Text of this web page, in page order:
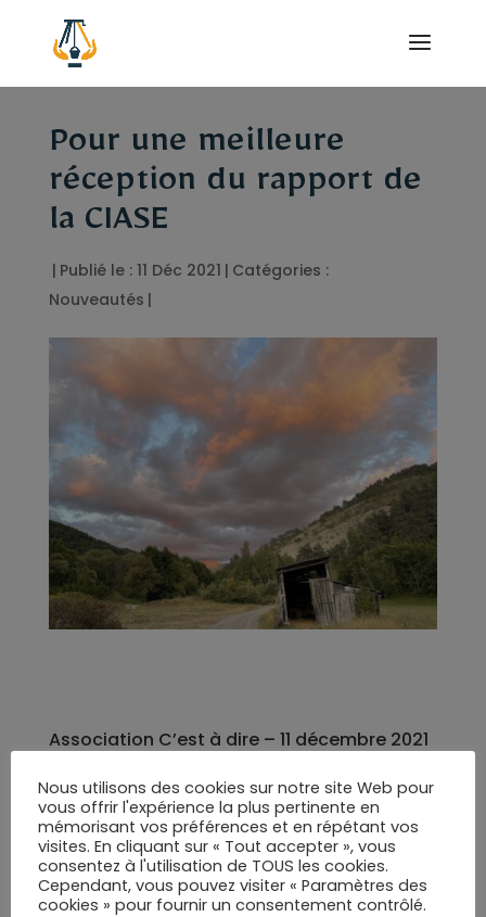
Pour une meilleure
réception du rapport de
la CIASE
| Publié le : 11 Déc 2021 | Catégories :
Nouveautés |
Association C’est à dire – 11 décembre 2021
La CIASE a rendu son rapport le 5 octobre,
sur le sujet très douloureux des abus
sexuels sur mineurs, appliqué à l’Église
catholique. Ce rapport a donné des chiffres
et des faits. Il a conclu à une
Nous utilisons des cookies sur notre site Web pour
vous offrir l'expérience la plus pertinente en
mémorisant vos préférences et en répétant vos
visites. En cliquant sur « Tout accepter », vous
consentez à l'utilisation de TOUS les cookies.
Cependant, vous pouvez visiter « Paramètres des
cookies » pour fournir un consentement contrôlé.